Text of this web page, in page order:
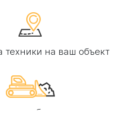
техники на ваш объект
необходимых работ